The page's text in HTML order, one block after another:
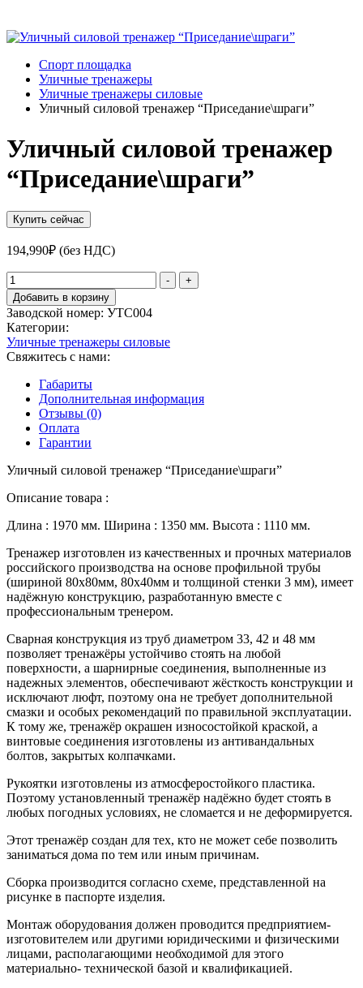
Спорт площадка
Уличные тренажеры
Уличные тренажеры силовые
Уличный силовой тренажер “Приседание\шраги”
Уличный силовой тренажер
“Приседание\шраги”
Купить сейчас
194,990₽ (без НДС)
Количество
товара
Уличный
силовой
тренажер
"Приседание\шраги"
-
+
Добавить в корзину
Заводской номер: УТС004
Категории:
Уличные тренажеры силовые
Свяжитесь с нами:
Габариты
Дополнительная информация
Отзывы (0)
Оплата
Гарантии
Уличный силовой тренажер “Приседание\шраги”
Описание товара :
Длина : 1970 мм. Ширина : 1350 мм. Высота : 1110 мм.
Тренажер изготовлен из качественных и прочных материалов
российского производства на основе профильной трубы
(шириной 80х80мм,­­­ 80х40мм и толщиной стенки 3 мм), имеет
надёжную конструкцию, разработанную вместе с
профессиональным тренером.
Сварная конструкция из труб диаметром 33, 42 и 48 мм
позволяет тренажёры устойчиво стоять на любой
поверхности, а шарнирные соединения, выполненные из
надежных элементов, обеспечивают жёсткость конструкции и
исключают люфт, поэтому она не требует дополнительной
смазки и особых рекомендаций по правильной эксплуатации.
К тому же, тренажёр окрашен износостойкой краской, а
винтовые соединения изготовлены из антивандальных
болтов, закрытых колпачками.
Рукоятки изготовлены из атмосферостойкого пластика.
Поэтому установленный тренажёр надёжно будет стоять в
любых погодных условиях, не сломается и не деформируется.
Этот тренажёр создан для тех, кто не может себе позволить
заниматься дома по тем или иным причинам.
Сборка производится согласно схеме, представленной на
рисунке в паспорте изделия.
Монтаж оборудования должен проводится предприятием-
изготовителем или другими юридическими и физическими
лицами, располагающими необходимой для этого
материально- технической базой и квалификацией.